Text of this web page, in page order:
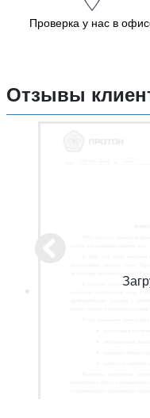
Проверка у нас в
Отзывы